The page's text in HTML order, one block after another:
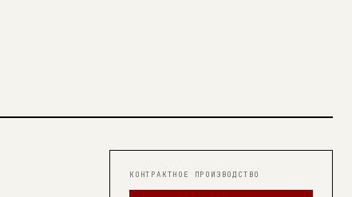
КОНТРАКТНОЕ ПРОИЗВОДСТВО